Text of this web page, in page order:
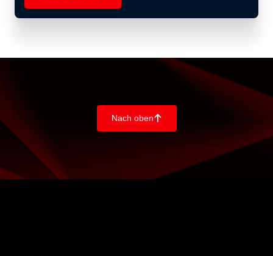
Nach oben􀄨